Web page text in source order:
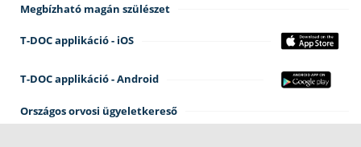
Megbízható magán szülészet
T-DOC applikáció - iOS
T-DOC applikáció - Android
Országos orvosi ügyeletkereső